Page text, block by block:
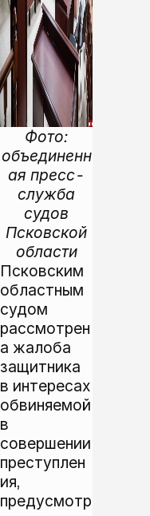
Фото:
объединенн
ая пресс-
служба
судов
Псковской
области
Псковским
областным
судом
рассмотрен
а жалоба
защитника
в интересах
обвиняемой
в
совершении
преступлен
ия,
предусмотр